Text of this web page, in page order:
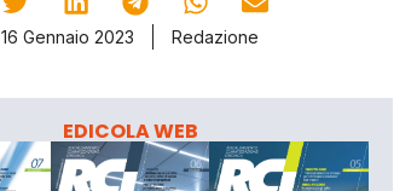
16 Gennaio 2023
Redazione
EDICOLA WEB